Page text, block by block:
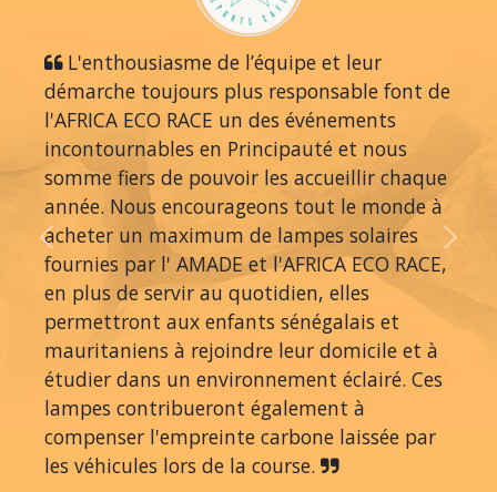
L'enthousiasme de l’équipe et leur
démarche toujours plus responsable font de
l'AFRICA ECO RACE un des événements
incontournables en Principauté et nous
somme fiers de pouvoir les accueillir chaque
année. Nous encourageons tout le monde à
acheter un maximum de lampes solaires
fournies par l' AMADE et l'AFRICA ECO RACE,
en plus de servir au quotidien, elles
permettront aux enfants sénégalais et
mauritaniens à rejoindre leur domicile et à
étudier dans un environnement éclairé. Ces
lampes contribueront également à
compenser l'empreinte carbone laissée par
les véhicules lors de la course.
Previous Next